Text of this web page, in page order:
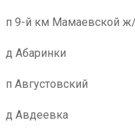
п 9-й км Мамаевской
д Абаринки
п Августовский
д Авдеевка